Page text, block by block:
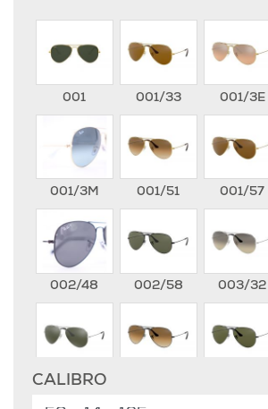
001 001/33 001/3E
001/3M 001/51 001/57
002/48 002/58 003/32
003/40
CALIBRO